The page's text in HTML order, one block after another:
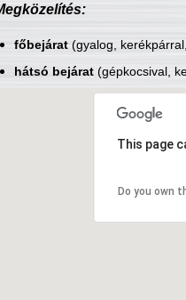
főbejárat(gyalog,
hátsó bejárat(gépkocsival,
This page
Do you own